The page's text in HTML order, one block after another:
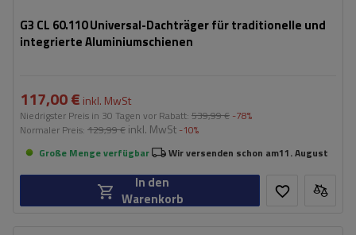
G3 CL 60.110 Universal-Dachträger für traditionelle und
integrierte Aluminiumschienen
117,00 € inkl. MwSt
Niedrigster Preis in 30 Tagen vor Rabatt: 539,99 € -78%
Normaler Preis: 129,99 € inkl. MwSt -10%
Große Menge verfügbar
Wir versenden schon am11. August
In den
Warenkorb